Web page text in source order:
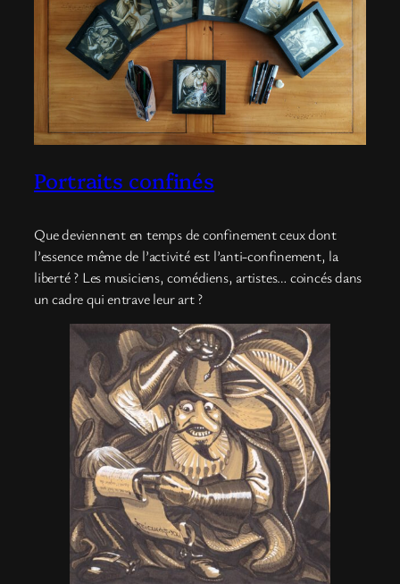
Portraits confinés
Que deviennent en temps de confinement ceux dont
l’essence même de l’activité est l’anti-confinement, la
liberté ? Les musiciens, comédiens, artistes… coincés dans
un cadre qui entrave leur art ?